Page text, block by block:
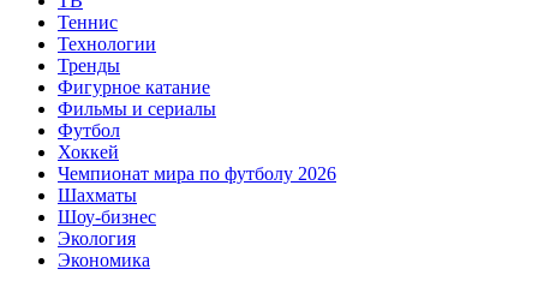
Теннис
Технологии
Тренды
Фигурное катание
Фильмы и сериалы
Футбол
Хоккей
Чемпионат мира по футболу 2026
Шахматы
Шоу-бизнес
Экология
Экономика